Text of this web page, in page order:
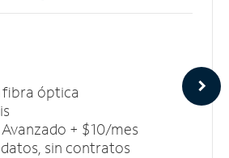
óptica
+ $10/mes
sin contratos